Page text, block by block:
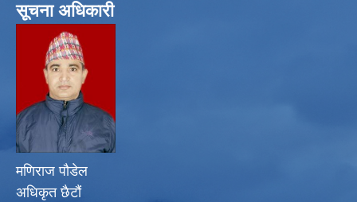
सूचना अधिकारी
मणिराज पौडेल
अधिकृत छैटौं